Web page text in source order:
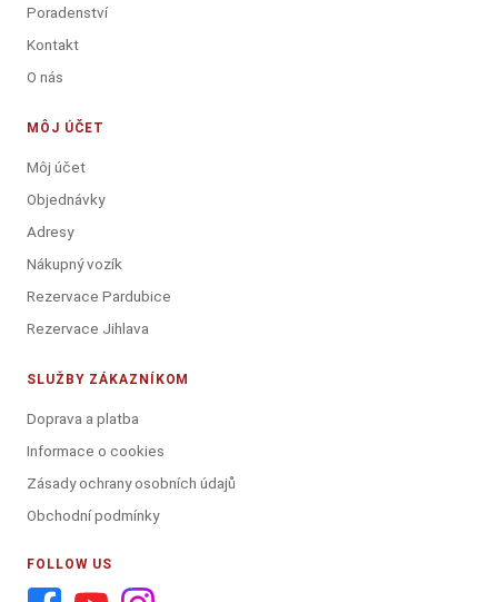
Poradenství
Kontakt
O nás
MÔJ ÚČET
Môj účet
Objednávky
Adresy
Nákupný vozík
Rezervace Pardubice
Rezervace Jihlava
SLUŽBY ZÁKAZNÍKOM
Doprava a platba
Informace o cookies
Zásady ochrany osobních údajů
Obchodní podmínky
FOLLOW US